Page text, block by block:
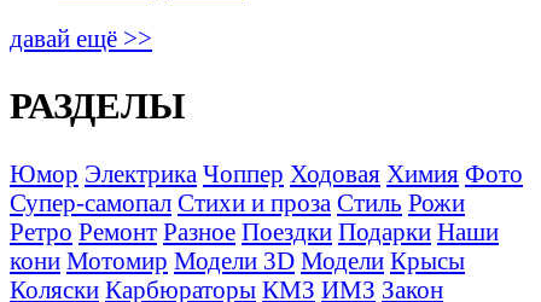
давай ещё >>
РАЗДЕЛЫ
Юмор Электрика Чоппер Ходовая Химия Фото
Супер-самопал Стихи и проза Стиль Рожи
Ретро Ремонт Разное Поездки Подарки Наши
кони Мотомир Модели 3D Модели Крысы
Коляски Карбюраторы КМЗ ИМЗ Закон